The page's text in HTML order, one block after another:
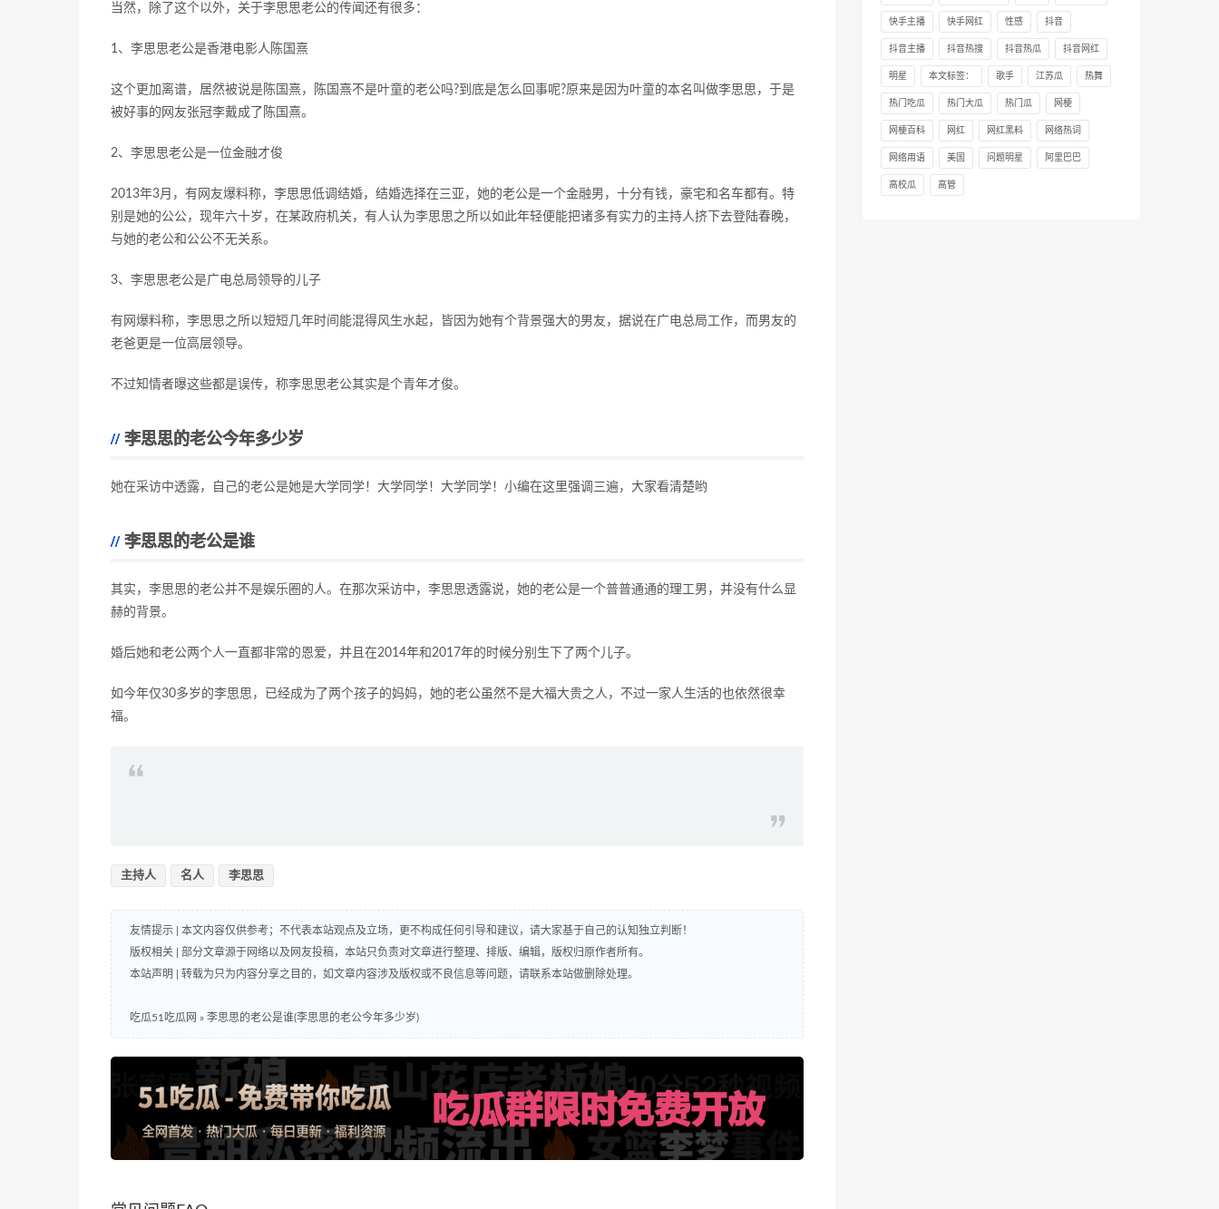
当然，除了这个以外，关于李思思老公的传闻还有很多：
1、李思思老公是香港电影人陈国熹
这个更加离谱，居然被说是陈国熹，陈国熹不是叶童的老公吗?到底是怎么回事呢?原来是因为叶童的本名叫做李思思，于是
被好事的网友张冠李戴成了陈国熹。
2、李思思老公是一位金融才俊
2013年3月，有网友爆料称，李思思低调结婚，结婚选择在三亚，她的老公是一个金融男，十分有钱，豪宅和名车都有。特
别是她的公公，现年六十岁，在某政府机关，有人认为李思思之所以如此年轻便能把诸多有实力的主持人挤下去登陆春晚，
与她的老公和公公不无关系。
3、李思思老公是广电总局领导的儿子
有网爆料称，李思思之所以短短几年时间能混得风生水起，皆因为她有个背景强大的男友，据说在广电总局工作，而男友的
老爸更是一位高层领导。
不过知情者曝这些都是误传，称李思思老公其实是个青年才俊。
李思思的老公今年多少岁
她在采访中透露，自己的老公是她是大学同学！大学同学！大学同学！小编在这里强调三遍，大家看清楚哟
李思思的老公是谁
其实，李思思的老公并不是娱乐圈的人。在那次采访中，李思思透露说，她的老公是一个普普通通的理工男，并没有什么显
赫的背景。
婚后她和老公两个人一直都非常的恩爱，并且在2014年和2017年的时候分别生下了两个儿子。
如今年仅30多岁的李思思，已经成为了两个孩子的妈妈，她的老公虽然不是大福大贵之人，不过一家人生活的也依然很幸
福。
主持人 名人 李思思
友情提示 | 本文内容仅供参考；不代表本站观点及立场，更不构成任何引导和建议，请大家基于自己的认知独立判断！
版权相关 | 部分文章源于网络以及网友投稿，本站只负责对文章进行整理、排版、编辑，版权归原作者所有。
本站声明 | 转载为只为内容分享之目的，如文章内容涉及版权或不良信息等问题，请联系本站做删除处理。
吃瓜51吃瓜网 » 李思思的老公是谁(李思思的老公今年多少岁)
快手主播 快手网红 性感 抖音
抖音主播 抖音热搜 抖音热瓜 抖音网红
明星 本文标签： 歌手 江苏瓜 热舞
热门吃瓜 热门大瓜 热门瓜 网梗
网梗百科 网红 网红黑料 网络热词
网络用语 美国 问题明星 阿里巴巴
高校瓜 高管